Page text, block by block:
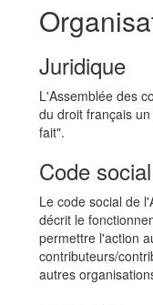
Juridique
L'Assemblée des
du droit français
fait".
Code social
Le code social de
décrit le
permettre l'action
contributeurs/
autres